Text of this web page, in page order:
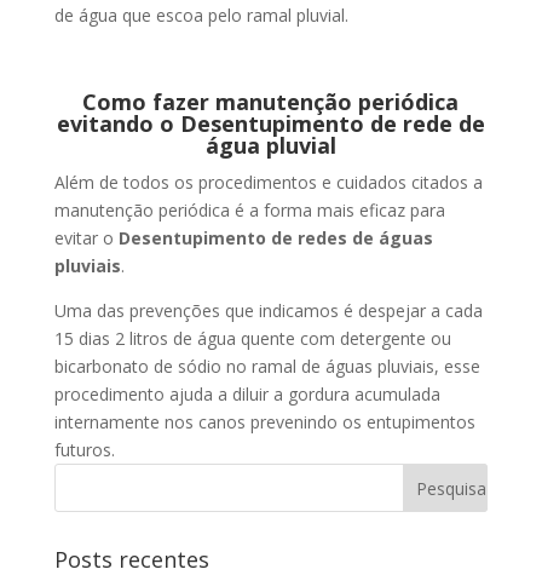
de água que escoa pelo ramal pluvial.
Como fazer manutenção periódica
evitando o Desentupimento de rede de
água pluvial
Além de todos os procedimentos e cuidados citados a
manutenção periódica é a forma mais eficaz para
evitar o Desentupimento de redes de águas
pluviais.
Uma das prevenções que indicamos é despejar a cada
15 dias 2 litros de água quente com detergente ou
bicarbonato de sódio no ramal de águas pluviais, esse
procedimento ajuda a diluir a gordura acumulada
internamente nos canos prevenindo os entupimentos
futuros.
Posts recentes